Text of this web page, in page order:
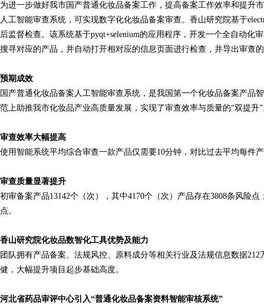
为进一步做好我市国产普通化妆品备案工作，提高备案工作效率和提升
人工智能审查系统，可实现数字化化妆品备案审查。香山研究院基于
后监督检查。该系统基于pyqt+selenium的应用程序，开发一个全自动化
搜寻对应的产品，并自动打开相对应的信息页面进行检查，并导出审查
预期成效
国产普通化妆品备案人工智能审查系统，是我国第一个化妆品备案产品
范上助推我市化妆品产业高质量发展，实现了审查效率与质量的“双提升
审查效率大幅提高
使用智能系统平均综合审查一款产品仅需要10分钟，对比过去平均每件
审查质量显著提升
初审备案产品13142个（次），其中4170个（次）产品存在3808条风险点
点。
香山研究院化妆品数智化工具优势及能力
团队拥有产品备案、法规风控、原料成分等相关行业及法规信息数据212
健，大幅提升项目起步基础高度。
河北省药品审评中心引入“普通化妆品备案资料智能审核系统”